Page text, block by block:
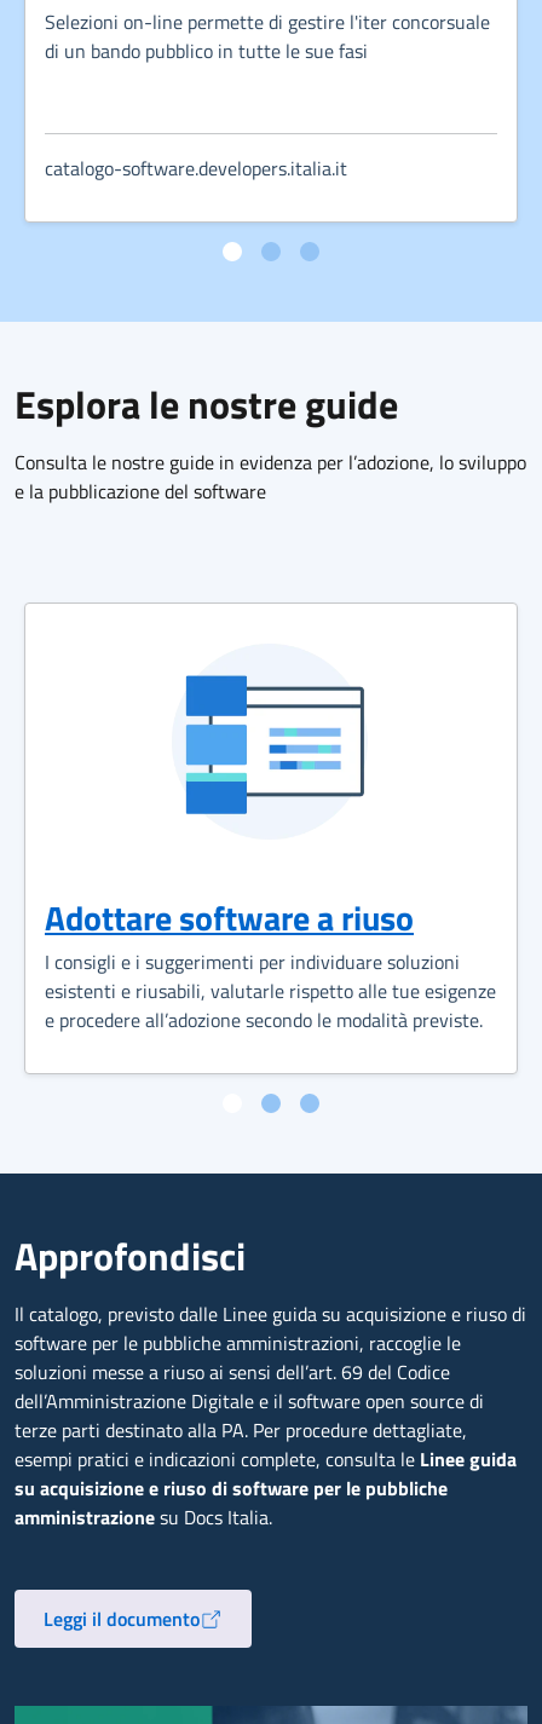
Selezioni on-line permette di gestire l'iter concorsuale
di un bando pubblico in tutte le sue fasi
catalogo-software.developers.italia.it
Esplora le nostre guide
Consulta le nostre guide in evidenza per l’adozione, lo sviluppo
e la pubblicazione del software
Adottare software a riuso
I consigli e i suggerimenti per individuare soluzioni
esistenti e riusabili, valutarle rispetto alle tue esigenze
e procedere all’adozione secondo le modalità previste.
Approfondisci
Il catalogo, previsto dalle Linee guida su acquisizione e riuso di
software per le pubbliche amministrazioni, raccoglie le
soluzioni messe a riuso ai sensi dell’art. 69 del Codice
dell’Amministrazione Digitale e il software open source di
terze parti destinato alla PA. Per procedure dettagliate,
esempi pratici e indicazioni complete, consulta le Linee guida
su acquisizione e riuso di software per le pubbliche
amministrazionesu Docs Italia.
Leggi il documentoApre in un nuovo tab